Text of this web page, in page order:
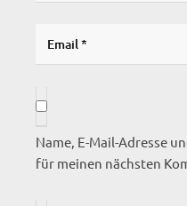
Name, E-Mail-Adresse
für meinen nächsten